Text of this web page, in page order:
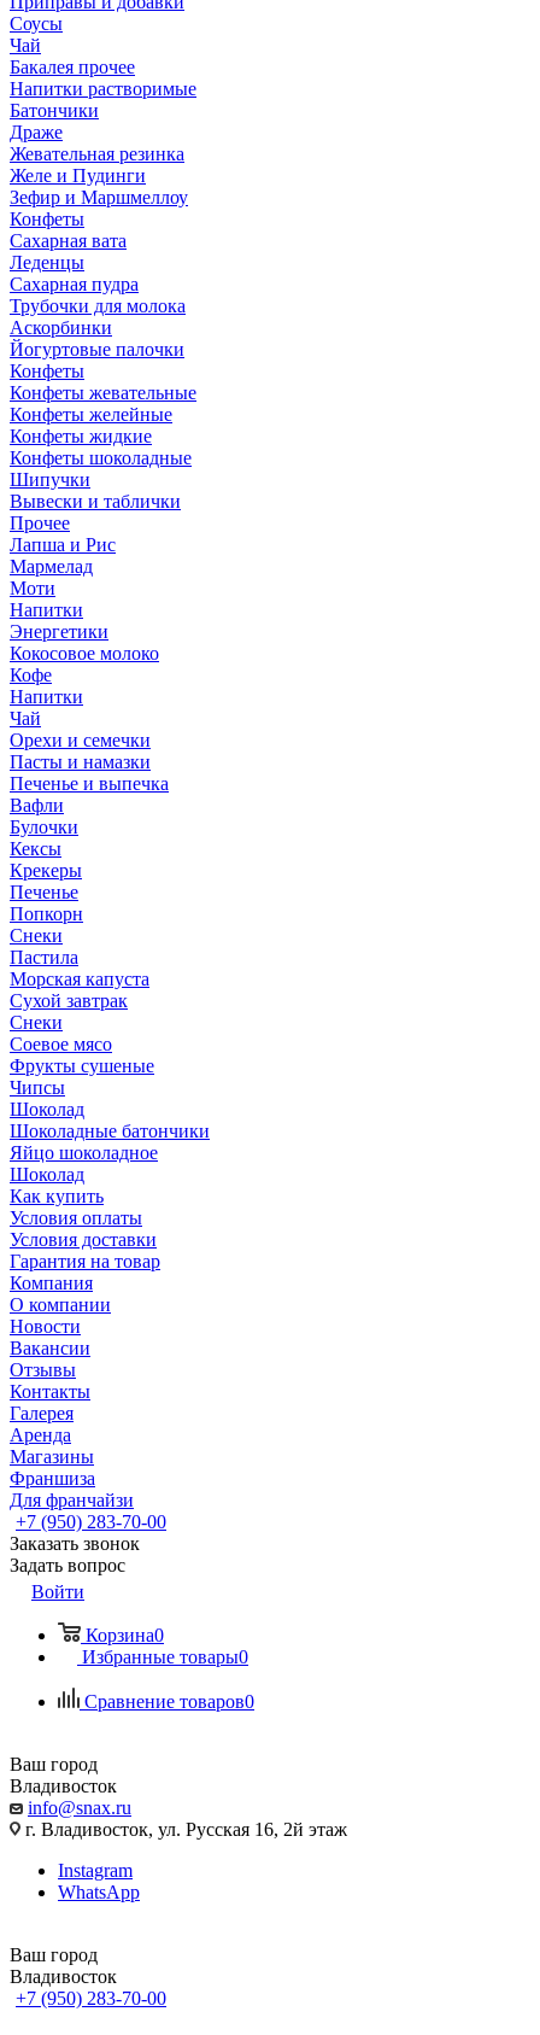
Соусы
Чай
Бакалея прочее
Напитки растворимые
Батончики
Драже
Жевательная резинка
Желе и Пудинги
Зефир и Маршмеллоу
Конфеты
Сахарная вата
Леденцы
Сахарная пудра
Трубочки для молока
Аскорбинки
Йогуртовые палочки
Конфеты
Конфеты жевательные
Конфеты желейные
Конфеты жидкие
Конфеты шоколадные
Шипучки
Вывески и таблички
Прочее
Лапша и Рис
Мармелад
Моти
Напитки
Энергетики
Кокосовое молоко
Кофе
Напитки
Чай
Орехи и семечки
Пасты и намазки
Печенье и выпечка
Вафли
Булочки
Кексы
Крекеры
Печенье
Попкорн
Снеки
Пастила
Морская капуста
Сухой завтрак
Снеки
Соевое мясо
Фрукты сушеные
Чипсы
Шоколад
Шоколадные батончики
Яйцо шоколадное
Шоколад
Как купить
Условия оплаты
Условия доставки
Гарантия на товар
Компания
О компании
Новости
Вакансии
Отзывы
Контакты
Галерея
Аренда
Магазины
Франшиза
Для франчайзи
+7 (950) 283-70-00
Заказать звонок
Задать вопрос
Войти
Корзина0
Избранные товары0
Сравнение товаров0
Ваш город
Владивосток
info@snax.ru
г. Владивосток, ул. Русская 16, 2й этаж
Instagram
WhatsApp
Ваш город
Владивосток
+7 (950) 283-70-00